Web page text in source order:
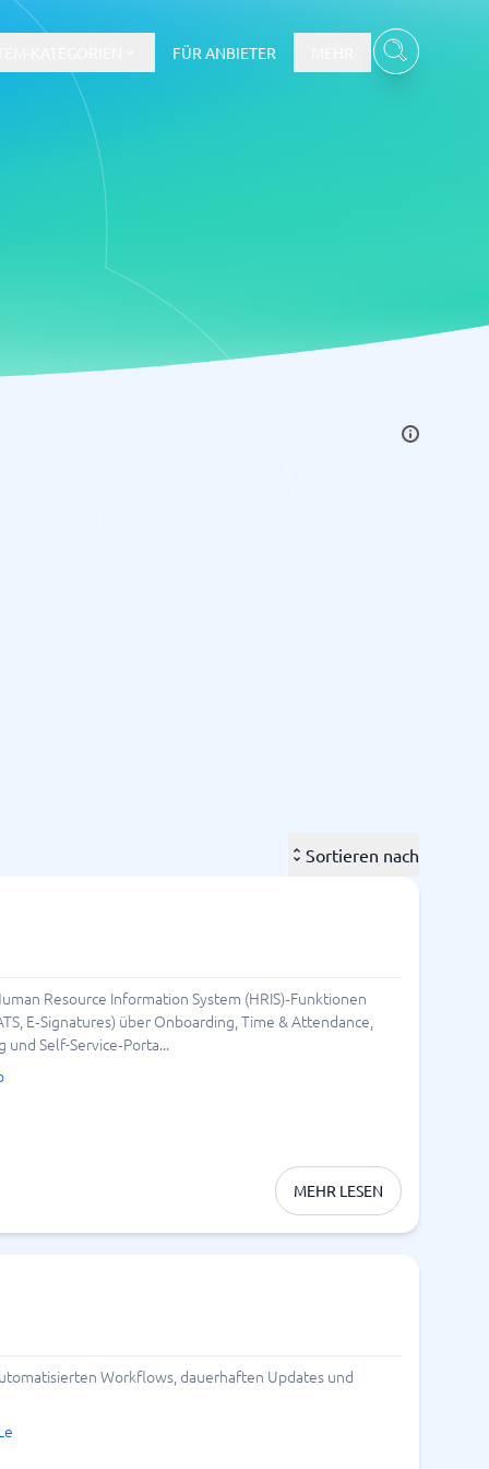
Workforce Management System
FÜR ANBIETER
Sortieren nach
Resource Information System (HRIS)‑Funktionen
E‑Signatures) über Onboarding, Time & Attendance,
Self-Service‑Porta...
MEHR LESEN
Workflows, dauerhaften Updates und